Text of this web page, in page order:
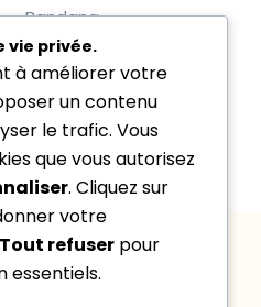
Bandana
5
INFORMATIONS
LÉGALES
Mention
vie privée.
à améliorer votre
un contenu
le trafic. Vous
que vous autorisez
. Cliquez sur
votre
Tout refuser pour
essentiels.